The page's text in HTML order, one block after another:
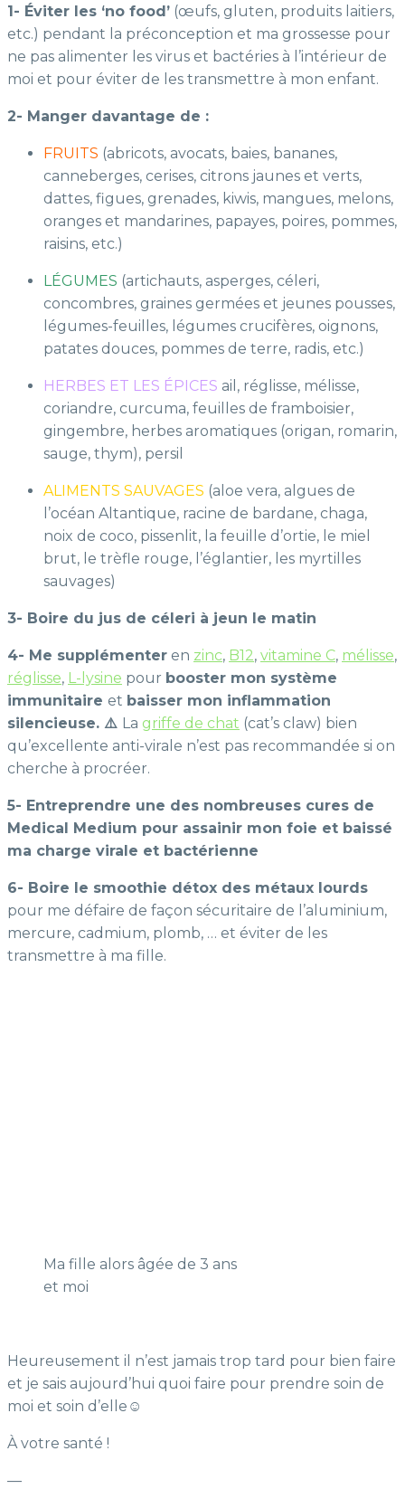
1- Éviter les ‘no food’ (œufs, gluten, produits laitiers,
etc.) pendant la préconception et ma grossesse pour
ne pas alimenter les virus et bactéries à l’intérieur de
moi et pour éviter de les transmettre à mon enfant.
2- Manger davantage de :
FRUITS (abricots, avocats, baies, bananes,
canneberges, cerises, citrons jaunes et verts,
dattes, figues, grenades, kiwis, mangues, melons,
oranges et mandarines, papayes, poires, pommes,
raisins, etc.)
LÉGUMES (artichauts, asperges, céleri,
concombres, graines germées et jeunes pousses,
légumes-feuilles, légumes crucifères, oignons,
patates douces, pommes de terre, radis, etc.)
HERBES ET LES ÉPICES ail, réglisse, mélisse,
coriandre, curcuma, feuilles de framboisier,
gingembre, herbes aromatiques (origan, romarin,
sauge, thym), persil
ALIMENTS SAUVAGES (aloe vera, algues de
l’océan Altantique, racine de bardane, chaga,
noix de coco, pissenlit, la feuille d’ortie, le miel
brut, le trèfle rouge, l’églantier, les myrtilles
sauvages)
3- Boire du jus de céleri à jeun le matin
4- Me supplémenter en zinc, B12, vitamine C, mélisse,
réglisse, L-lysine pour booster mon système
immunitaire et baisser mon inflammation
silencieuse. ⚠️ La griffe de chat (cat’s claw) bien
qu’excellente anti-virale n’est pas recommandée si on
cherche à procréer.
5- Entreprendre une des nombreuses cures de
Medical Medium pour assainir mon foie et baissé
ma charge virale et bactérienne
6- Boire le smoothie détox des métaux lourds
pour me défaire de façon sécuritaire de l’aluminium,
mercure, cadmium, plomb, … et éviter de les
transmettre à ma fille.
Ma fille alors âgée de 3 ans
et moi
Heureusement il n’est jamais trop tard pour bien faire
et je sais aujourd’hui quoi faire pour prendre soin de
moi et soin d’elle☺️
À votre santé !
—